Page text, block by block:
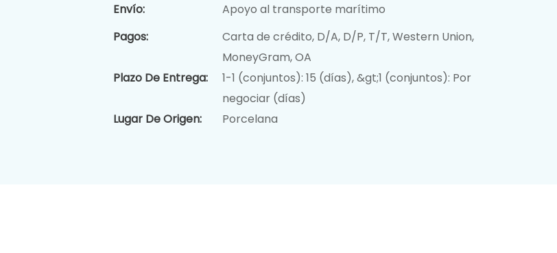
Envío:
Apoyo al transporte marítimo
Pagos:
Carta de crédito, D/A, D/P, T/T, Western Union,
MoneyGram, OA
Plazo De Entrega:
1-1 (conjuntos): 15 (días), &gt;1 (conjuntos): Por
negociar (días)
Lugar De Origen:
Porcelana